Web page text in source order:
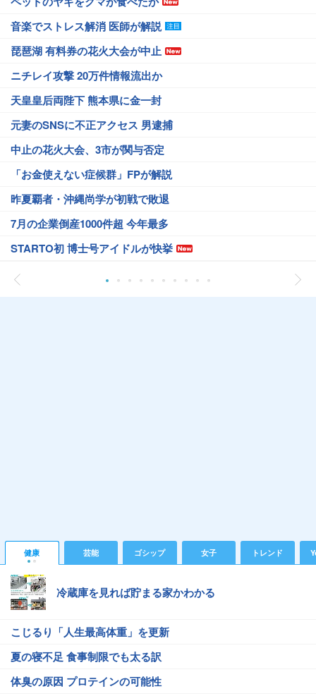
音楽でストレス解消 医師が解説
琵琶湖 有料券の花火大会が中止
ニチレイ攻撃 20万件情報流出か
天皇皇后両陛下 熊本県に金一封
元妻のSNSに不正アクセス 男逮捕
中止の花火大会、3市が関与否定
「お金使えない症候群」FPが解説
昨夏覇者・沖縄尚学が初戦で敗退
7月の企業倒産1000件超 今年最多
STARTO初 博士号アイドルが快挙
健康 芸能 ゴシップ 女子 トレンド
冷蔵庫を見れば貯まる家かわかる
こじるり「人生最高体重」を更新
夏の寝不足 食事制限でも太る訳
体臭の原因 プロテインの可能性